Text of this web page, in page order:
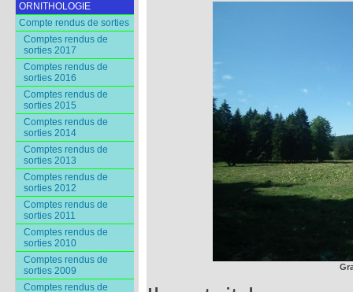
ORNITHOLOGIE
Compte rendus de sorties
Comptes rendus de
sorties 2017
Comptes rendus de
sorties 2016
Comptes rendus de
sorties 2015
Comptes rendus de
sorties 2014
Comptes rendus de
sorties 2013
Comptes rendus de
sorties 2012
Comptes rendus de
sorties 2011
Comptes rendus de
sorties 2010
Comptes rendus de
sorties 2009
Comptes rendus de